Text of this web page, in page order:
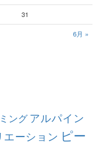
6月 »
31
ング アルパイン
エーション ピー